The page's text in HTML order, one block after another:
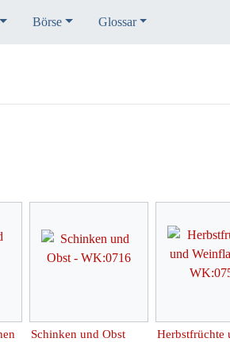
Börse Glossar
Schinken und Obst
Herbstfrüchte